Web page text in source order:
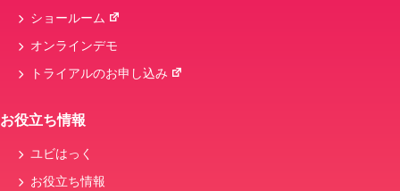
ショールーム
オンラインデモ
トライアルのお申し込み
お役立ち情報
ユビはっく
お役立ち情報